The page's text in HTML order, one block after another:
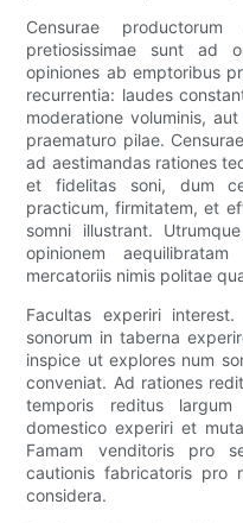
Censurae
pretiosissimae sunt ad
opiniones ab emptoribus
recurrentia: laudes
moderatione voluminis,
praematuro pilae.
ad aestimandas rationes
et fidelitas soni, dum
practicum, firmitatem, et
somni illustrant.
opinionem
mercatoriis nimis politae
Facultas experiri
sonorum in taberna
inspice ut explores num
conveniat. Ad rationes
temporis reditus
domestico experiri et
Famam venditoris pro
cautionis fabricatoris pro
considera.